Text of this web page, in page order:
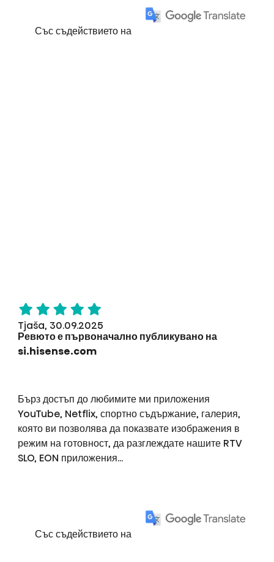
Със съдействието на
Tjaša, 30.09.2025
Ревюто е първоначално публикувано на
si.hisense.com
Бърз достъп до любимите ми приложения
YouTube, Netflix, спортно съдържание, галерия,
която ви позволява да показвате изображения в
режим на готовност, да разглеждате нашите RTV
SLO, EON приложения...
Със съдействието на